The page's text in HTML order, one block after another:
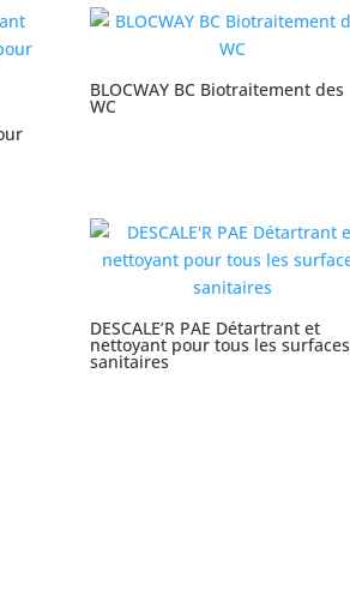
BLOCWAY BC Biotraitement des
WC
DESCALE’R PAE Détartrant et
nettoyant pour tous les surfaces
sanitaires